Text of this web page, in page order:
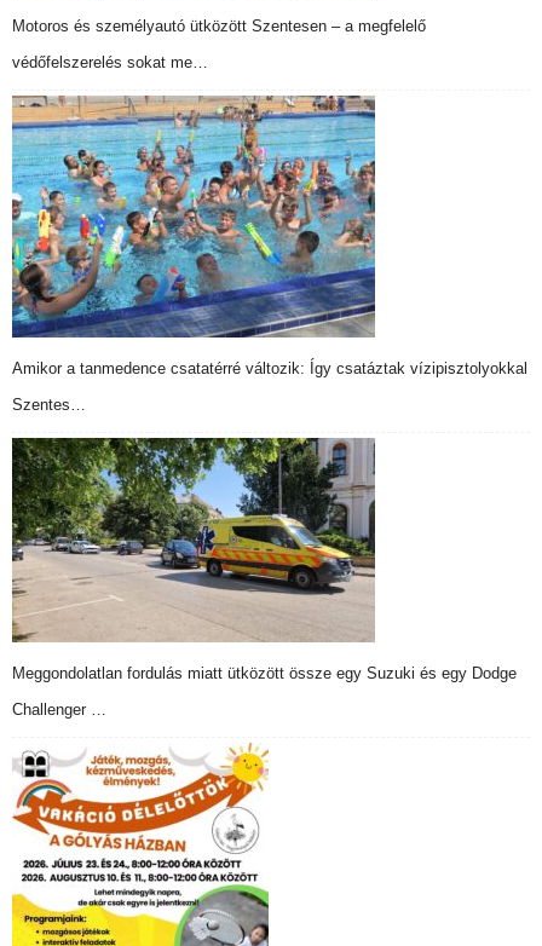
Motoros és személyautó ütközött Szentesen – a megfelelő
védőfelszerelés sokat me…
Amikor a tanmedence csatatérré változik: Így csatáztak vízipisztolyokkal
Szentes…
Meggondolatlan fordulás miatt ütközött össze egy Suzuki és egy Dodge
Challenger …